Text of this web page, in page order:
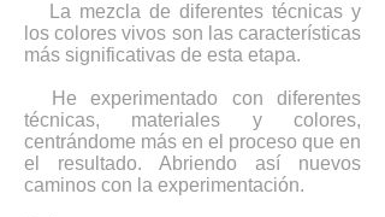
La mezcla de diferentes técnicas y
los colores vivos son las características
más significativas de esta etapa.
He experimentado con diferentes
técnicas, materiales y colores,
centrándome más en el proceso que en
el resultado. Abriendo así nuevos
caminos con la experimentación.